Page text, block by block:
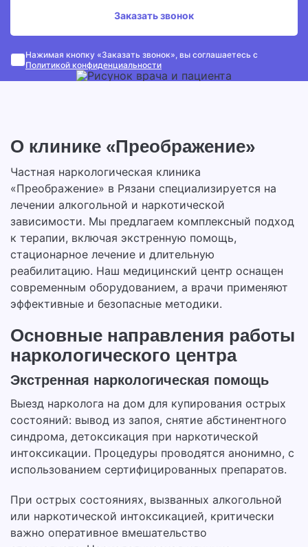
Заказать звонок
Нажимая кнопку «Заказать звонок», вы соглашаетесь с
Политикой конфиденциальности
О клинике «Преображение»
Частная наркологическая клиника
«Преображение» в Рязани специализируется на
лечении алкогольной и наркотической
зависимости. Мы предлагаем комплексный подход
к терапии, включая экстренную помощь,
стационарное лечение и длительную
реабилитацию. Наш медицинский центр оснащен
современным оборудованием, а врачи применяют
эффективные и безопасные методики.
Основные направления работы
наркологического центра
Экстренная наркологическая помощь
Выезд нарколога на дом для купирования острых
состояний: вывод из запоя, снятие абстинентного
синдрома, детоксикация при наркотической
интоксикации. Процедуры проводятся анонимно, с
использованием сертифицированных препаратов.
При острых состояниях, вызванных алкогольной
или наркотической интоксикацией, критически
важно оперативное вмешательство